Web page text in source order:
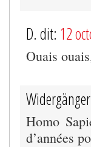
D. dit: 12
Ouais
Homo
d’années